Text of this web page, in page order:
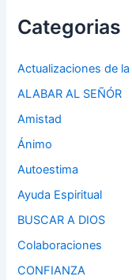
Categorias
Actualizaciones de la
ALABAR AL SEÑÓR
Amistad
Ánimo
Autoestima
Ayuda Espiritual
BUSCAR A DIOS
Colaboraciones
CONFIANZA